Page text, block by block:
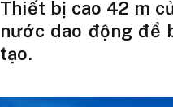
Thiết bị cao 42 m
nước dao động để
tạo.